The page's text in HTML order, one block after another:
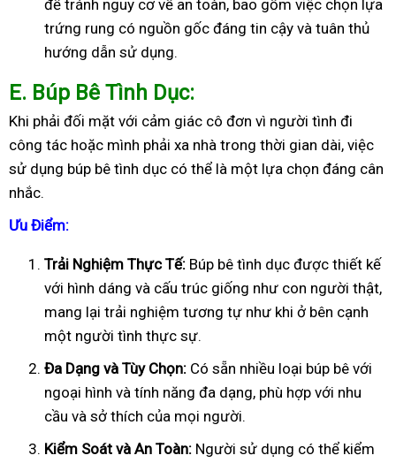
để tránh nguy cơ về an toàn, bao gồm việc chọn lựa
trứng rung có nguồn gốc đáng tin cậy và tuân thủ
hướng dẫn sử dụng.
E. Búp Bê Tình Dục:
Khi phải đối mặt với cảm giác cô đơn vì người tình đi
công tác hoặc mình phải xa nhà trong thời gian dài, việc
sử dụng búp bê tình dục có thể là một lựa chọn đáng cân
nhắc.
Ưu Điểm:
Trải Nghiệm Thực Tế: Búp bê tình dục được thiết kế
với hình dáng và cấu trúc giống như con người thật,
mang lại trải nghiệm tương tự như khi ở bên cạnh
một người tình thực sự.
Đa Dạng và Tùy Chọn: Có sẵn nhiều loại búp bê với
ngoại hình và tính năng đa dạng, phù hợp với nhu
cầu và sở thích của mọi người.
Kiểm Soát và An Toàn: Người sử dụng có thể kiểm